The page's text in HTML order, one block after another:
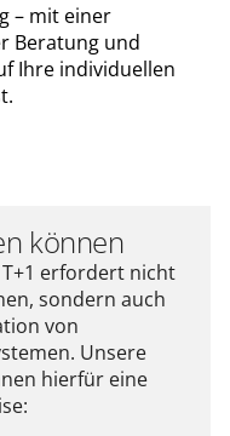
– mit einer
Beratung und
Ihre individuellen
können
erfordert nicht
sondern auch
von
Unsere
hierfür eine